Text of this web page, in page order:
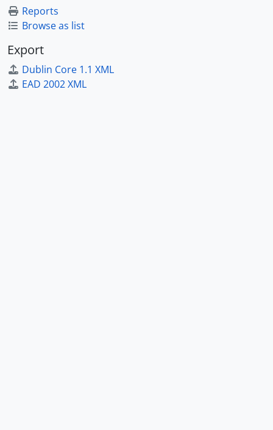
Reports
Browse as list
Export
Dublin Core 1.1 XML
EAD 2002 XML